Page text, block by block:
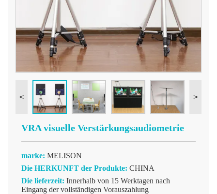
< >
VRA visuelle Verstärkungsaudiometrie
marke: MELISON
Die HERKUNFT der Produkte: CHINA
Die lieferzeit: Innerhalb von 15 Werktagen nach
Eingang der vollständigen Vorauszahlung